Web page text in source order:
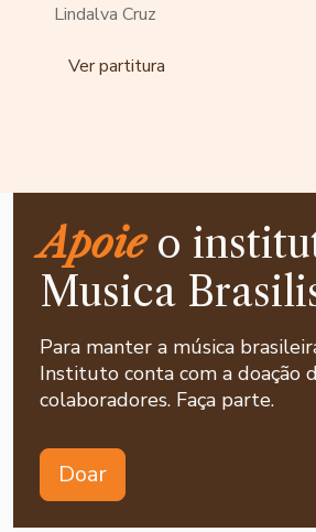
Lindalva Cruz
Ver partitura
Apoieo
Musica
Para manter a música
Instituto conta com a doação
colaboradores. Faça parte.
Doar